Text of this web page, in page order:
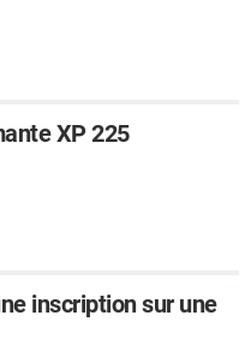
XP 225
inscription sur une